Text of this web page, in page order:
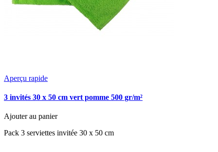
Aperçu rapide
3 invités 30 x 50 cm vert pomme 500 gr/m²
Ajouter au panier
Pack 3 serviettes invitée 30 x 50 cm